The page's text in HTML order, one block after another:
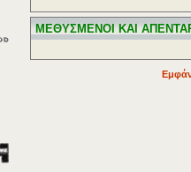
ΜΕΘΥΣΜΕΝΟΙ ΚΑΙ